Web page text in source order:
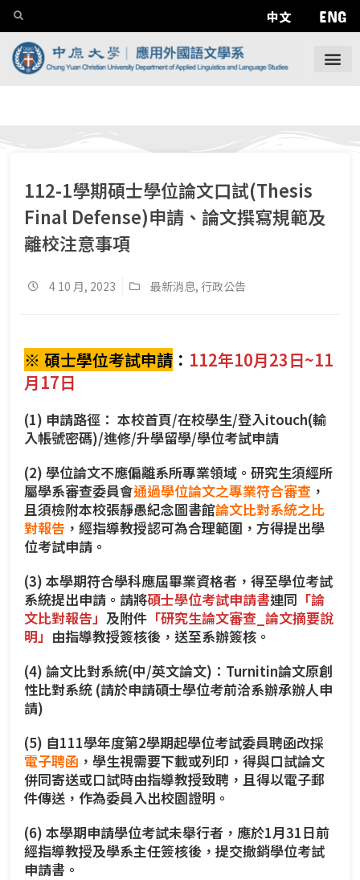
中文 ENG
112-1學期碩士學位論文口試(Thesis
Final Defense)申請、論文撰寫規範及
離校注意事項
4 10 月, 2023 最新消息, 行政公告
※ 碩士學位考試申請 ： 112年10月23日~11
月17日
(1) 申請路徑： 本校首頁/在校學生/登入itouch(輸
入帳號密碼)/進修/升學留學/學位考試申請
(2) 學位論文不應偏離系所專業領域。研究生須經所
屬學系審查委員會通過學位論文之專業符合審查 ，
且須檢附本校張靜愚紀念圖書館論文比對系統之比
對報告 ，經指導教授認可為合理範圍，方得提出學
位考試申請。
(3) 本學期符合學科應屆畢業資格者，得至學位考試
系統提出申請。請將碩士學位考試申請書連同 「論
文比對報告」 及附件 「研究生論文審查_論文摘要說
明」 由指導教授簽核後，送至系辦簽核。
(4) 論文比對系統(中/英文論文)：Turnitin論文原創
性比對系統 (請於申請碩士學位考前洽系辦承辦人申
請)
(5) 自111學年度第2學期起學位考試委員聘函改採
電子聘函 ，學生視需要下載或列印，得與口試論文
併同寄送或口試時由指導教授致聘，且得以電子郵
件傳送，作為委員入出校園證明。
(6) 本學期申請學位考試未舉行者，應於1月31日前
經指導教授及學系主任簽核後，提交撤銷學位考試
申請書。